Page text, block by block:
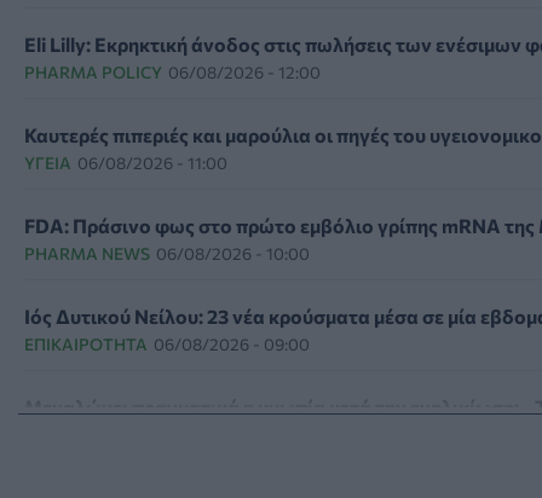
Eli Lilly: Εκρηκτική άνοδος στις πωλήσεις των ενέσιμων
PHARMA POLICY 06/08/2026 - 12:00
Καυτερές πιπεριές και μαρούλια οι πηγές του
ΥΓΕΊΑ 06/08/2026 - 11:00
FDA: Πράσινο φως στο πρώτο εμβόλιο γρίπης mRNA της
PHARMA NEWS 06/08/2026 - 10:00
Ιός Δυτικού Νείλου: 23 νέα κρούσματα μέσα σε μία
ΕΠΙΚΑΙΡΌΤΗΤΑ 06/08/2026 - 09:00